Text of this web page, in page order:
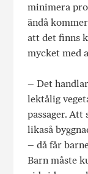
minimera
ändå
att det finns
mycket med
– Det
lektålig
passager. Att
likaså
– då får
Barn måste